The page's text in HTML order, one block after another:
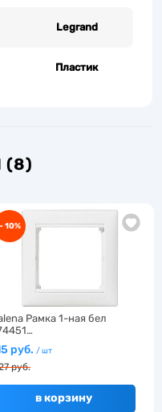
Legrand
Пластик
(8)
- 10%
Рамка 1-ная бел
руб. / шт
руб.
в корзину